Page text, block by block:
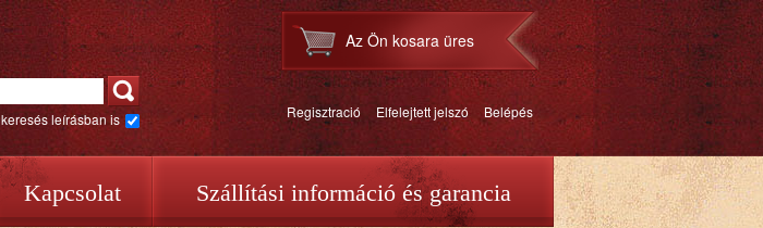
keresés leírásban is
Az Ön kosara üres
Regisztració Elfelejtett jelszó Belépés
Kapcsolat Szállítási információ és garancia